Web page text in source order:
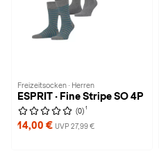
Freizeitsocken · Herren
ESPRIT · Fine Stripe SO 4P
(0) 1
14,00 € UVP 27,99 €